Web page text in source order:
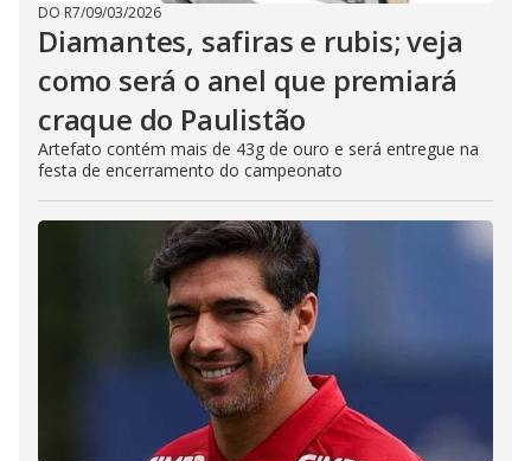
DO R7/09/03/2026
Diamantes, safiras e rubis; veja
como será o anel que premiará
craque do Paulistão
Artefato contém mais de 43g de ouro e será entregue na
festa de encerramento do campeonato